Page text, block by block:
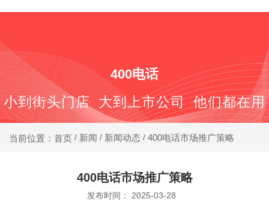
400电话
小到街头门店 大到上市公司 他们都在用
当前位置：首页 / 新闻 / 新闻动态 / 400电话市场推广策略
400电话市场推广策略
发布时间： 2025-03-28